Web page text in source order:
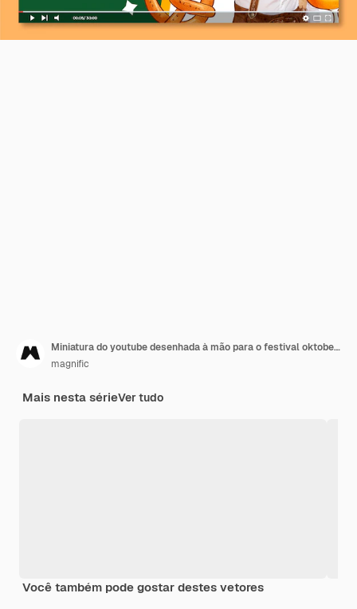
Miniatura do youtube desenhada à mão para o festival oktoberfest
magnific
Mais nesta sérieVer tudo
Você também pode gostar destes vetores